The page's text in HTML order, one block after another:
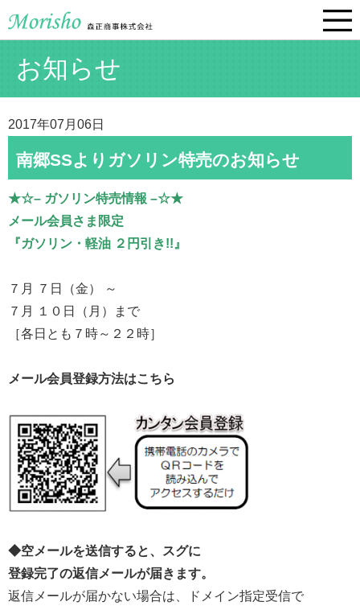
お知らせ
2017年07月06日
南郷SSよりガソリン特売のお知らせ
★☆– ガソリン特売情報 –☆★
メール会員さま限定
『ガソリン・軽油 ２円引き!!』
７月 ７日（金） ～
７月 １０日（月）まで
［各日とも７時～２２時］
メール会員登録方法はこちら
◆空メールを送信すると、スグに
登録完了の返信メールが届きます。
返信メールが届かない場合は、ドメイン指定受信で